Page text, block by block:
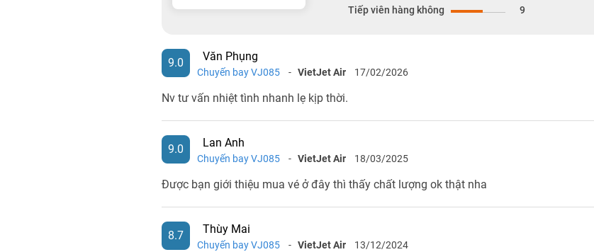
Tiếp viên hàng không
9
9.0 Văn Phụng
Chuyến bay VJ085 - VietJet Air 17/02/2026
Nv tư vấn nhiệt tình nhanh lẹ kịp thời.
9.0 Lan Anh
Chuyến bay VJ085 - VietJet Air 18/03/2025
Được bạn giới thiệu mua vé ở đây thì thấy chất lượng ok thật nha
8.7 Thùy Mai
Chuyến bay VJ085 - VietJet Air 13/12/2024